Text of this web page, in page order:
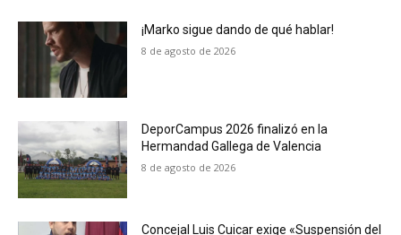
¡Marko sigue dando de qué hablar!
8 de agosto de 2026
DeporCampus 2026 finalizó en la
Hermandad Gallega de Valencia
8 de agosto de 2026
Concejal Luis Cuicar exige «Suspensión del